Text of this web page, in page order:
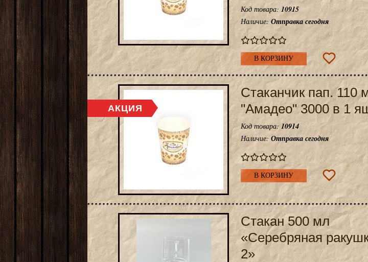
Код товара: 10915
Наличие: Отправка сегодня
В КОРЗИНУ
Стаканчик пап. 110
"Амадео" 3000 в 1
Код товара: 10914
Наличие: Отправка сегодня
В КОРЗИНУ
Стакан 500 мл
«Серебряная
2»